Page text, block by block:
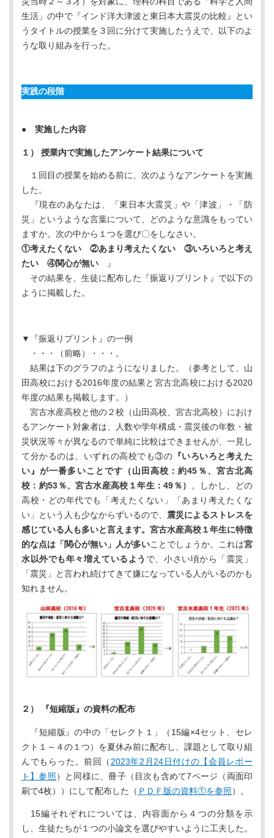
生活」の中で『インド洋大津波と東日本大震災の比較』とい
うタイトルの授業を３回に分けて実施したうえで、以下のよ
うな取り組みを行った。
実践の段階
● 実施した内容
１） 授業内で実施したアンケート結果について
１回目の授業を始める前に、次のようなアンケートを実施
した。
『現在のあなたは、「東日本大震災」や「津波」・「防
災」というような言葉について、どのような意識をもってい
ますか。次の中から１つを選び〇をしなさい。
①考えたくない ②あまり考えたくない ③いろいろと考え
たい ④関心が無い 』
その結果を、生徒に配布した『振返りプリント』で以下の
ように掲載した。
▼『振返りプリント』の一例
・・・（前略）・・・。
結果は下のグラフのようになりました。（参考として、山
田高校における2016年度の結果と宮古北高校における2020
年度の結果も掲載します。）
宮古水産高校と他の２校（山田高校、宮古北高校）におけ
るアンケート対象者は、人数や学年構成・震災後の年数・被
災状況等々が異なるので単純に比較はできませんが、一見し
て分かるのは、いずれの高校でも③の 『いろいろと考えた
い』が一番多いことです（山田高校：約45％、宮古北高
校：約53％、宮古水産高校１年生：49％） 。しかし、どの
高校・どの年代でも「考えたくない」「あまり考えたくな
い」という人も少なからずいるので、 震災によるストレスを
感じている人も多いと言えます。宮古水産高校１年生に特徴
的な点は「関心が無い」人が多いことでしょうか。これは宮
水以外でも年々増えているよう で、小さい頃から「震災」
「震災」と言われ続けてきて嫌になっている人がいるのかも
知れません。
２） 『短縮版』の資料の配布
『短縮版』の中の「セレクト１」（15編×4セット、セレ
クト１～４の１つ）を夏休み前に配布し、課題として取り組
んでもらった。前回（ 2023年2月24日付けの【会員レポー
ト】参照 ）と同様に、冊子（目次も含めて7ページ（両面印
刷で4枚））にして配布した（ ＰＤＦ版の資料①を参照 ）。
15編それぞれについては、内容面から４つの分類を示
し、生徒たちが１つの小論文を選びやすいように工夫した。